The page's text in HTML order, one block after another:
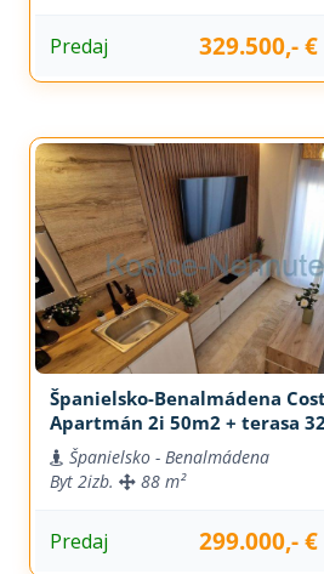
Predaj 329.500,- €
Španielsko-Benalmádena
Apartmán 2i 50m2 + terasa
Španielsko - Benalmádena
Byt 2izb. 88 m²
Predaj 299.000,- €